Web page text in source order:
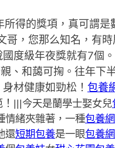
的獎項，真可謂是
哥，您那么知名，有
度級年夜獎就有7個
、和藹可掬。往年下
材健康如勁松！ 包養
|||今天是蘭學士娶女兒
情緒夾雜著，一種包養網
還短期包養是一眼包養